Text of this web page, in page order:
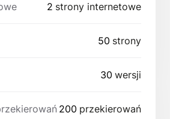
2 strony internetowe
50 strony
30 wersji
200 przekierowań